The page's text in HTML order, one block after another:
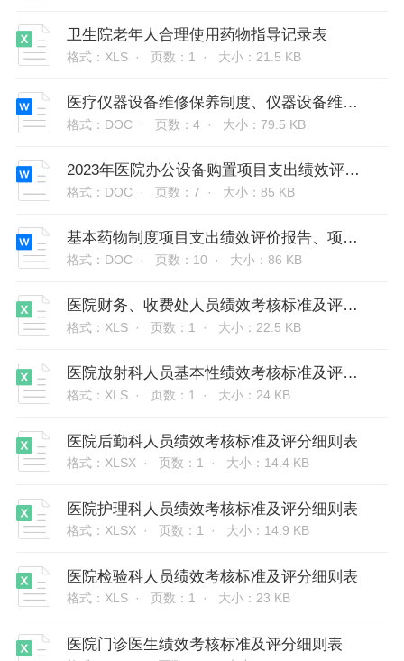
卫生院老年人合理使用药物指导记录表
格式：XLS · 页数：1 · 大小：21.5 KB
医疗仪器设备维修保养制度、仪器设备维修保养登记表、维修保养记录表
格式：DOC · 页数：4 · 大小：79.5 KB
2023年医院办公设备购置项目支出绩效评价报告、项目支出绩效自评表
格式：DOC · 页数：7 · 大小：85 KB
基本药物制度项目支出绩效评价报告、项目支出绩效自评表
格式：DOC · 页数：10 · 大小：86 KB
医院财务、收费处人员绩效考核标准及评分细则表
格式：XLS · 页数：1 · 大小：22.5 KB
医院放射科人员基本性绩效考核标准及评分细则表
格式：XLS · 页数：1 · 大小：24 KB
医院后勤科人员绩效考核标准及评分细则表
格式：XLSX · 页数：1 · 大小：14.4 KB
医院护理科人员绩效考核标准及评分细则表
格式：XLSX · 页数：1 · 大小：14.9 KB
医院检验科人员绩效考核标准及评分细则表
格式：XLS · 页数：1 · 大小：23 KB
医院门诊医生绩效考核标准及评分细则表